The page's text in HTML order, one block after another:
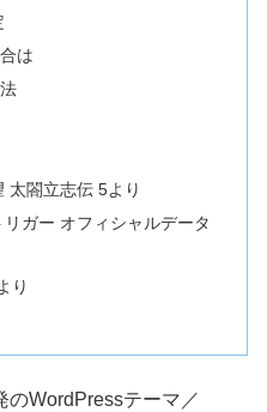
は
太閤立志伝 5より
ガー オフィシャルデータ
り
のWordPressテーマ／